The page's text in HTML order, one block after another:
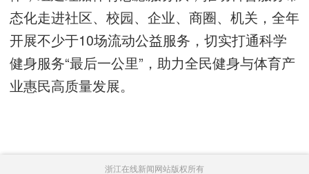
态化走进社区、校园、企业、商圈、机关，全年
开展不少于10场流动公益服务，切实打通科学
健身服务“最后一公里”，助力全民健身与体育产
业惠民高质量发展。
浙江在线新闻网站版权所有